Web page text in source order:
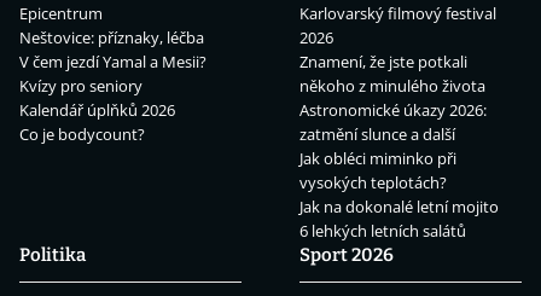
Epicentrum
Neštovice: příznaky, léčba
V čem jezdí Yamal a Mesii?
Kvízy pro seniory
Kalendář úplňků 2026
Co je bodycount?
Karlovarský filmový festival
2026
Znamení, že jste potkali
někoho z minulého života
Astronomické úkazy 2026:
zatmění slunce a další
Jak obléci miminko při
vysokých teplotách?
Jak na dokonalé letní mojito
6 lehkých letních salátů
Politika
Sport 2026